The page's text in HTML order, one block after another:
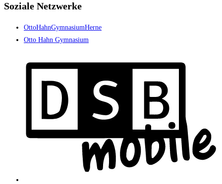
Soziale Netzwerke
OttoHahnGymnasiumHerne
Otto Hahn Gymnasium